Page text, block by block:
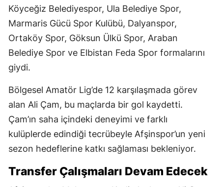
Köyceğiz Belediyespor, Ula Belediye Spor,
Marmaris Gücü Spor Kulübü, Dalyanspor,
Ortaköy Spor, Göksun Ülkü Spor, Araban
Belediye Spor ve Elbistan Feda Spor formalarını
giydi.
Bölgesel Amatör Lig’de 12 karşılaşmada görev
alan Ali Çam, bu maçlarda bir gol kaydetti.
Çam’ın saha içindeki deneyimi ve farklı
kulüplerde edindiği tecrübeyle Afşinspor’un yeni
sezon hedeflerine katkı sağlaması bekleniyor.
Transfer Çalışmaları Devam Edecek